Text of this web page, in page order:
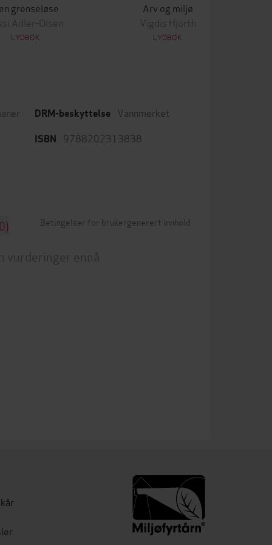
grenseløse
Adler-Olsen
LYDBOK
Arv og miljø
Vigdis Hjorth
LYDBOK
DRM-beskyttelse Vannmerket
ISBN 9788202313838
Betingelser for brukergenerert innhold
vurderinger ennå